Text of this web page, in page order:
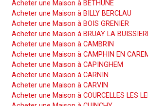
Acheter une Maison à BETHUNE
Acheter une Maison à BILLY BERCLAU
Acheter une Maison à BOIS GRENIER
Acheter une Maison à BRUAY LA
Acheter une Maison à CAMBRIN
Acheter une Maison à CAMPHIN EN
Acheter une Maison à CAPINGHEM
Acheter une Maison à CARNIN
Acheter une Maison à CARVIN
Acheter une Maison à COURCELLES LES